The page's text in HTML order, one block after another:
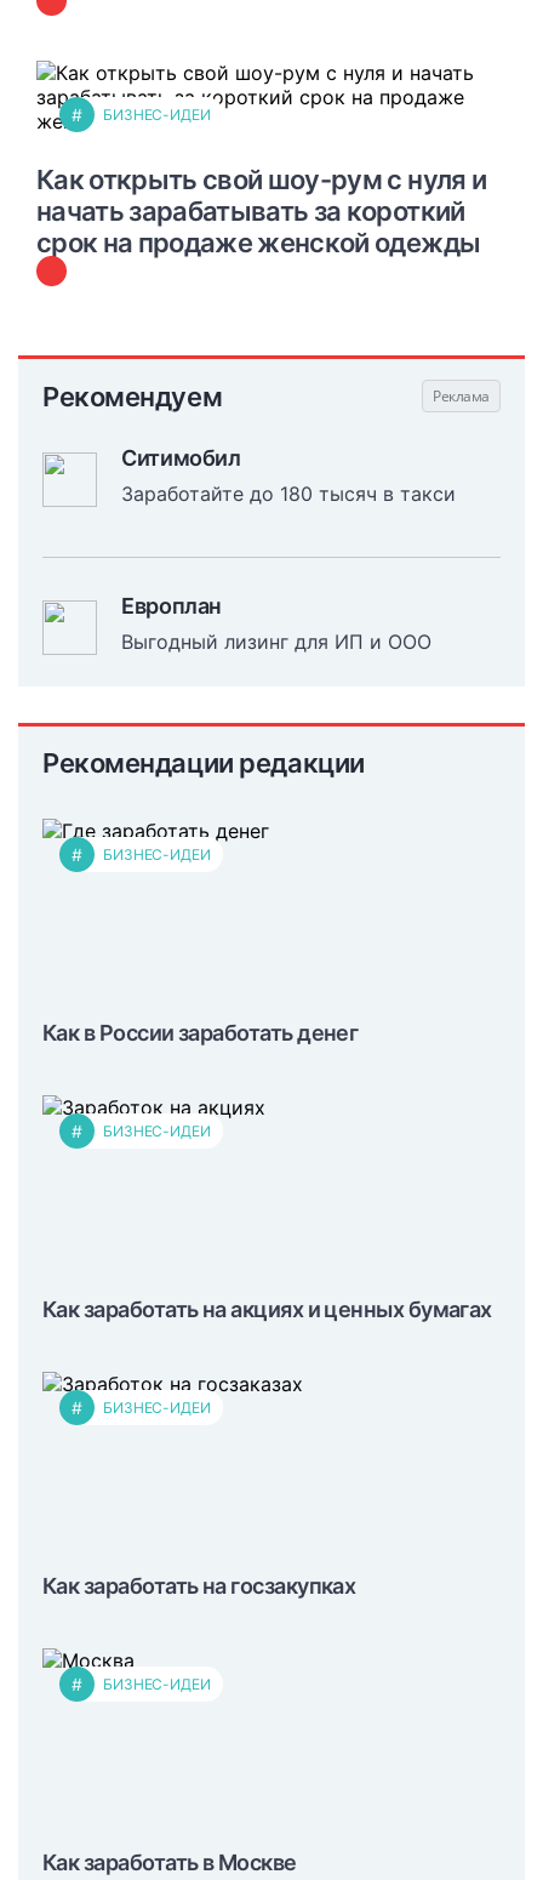
# БИЗНЕС-ИДЕИ
Как открыть свой шоу-рум с нуля и
начать зарабатывать за короткий
срок на продаже женской одежды
Рекомендуем
Ситимобил
Заработайте до 180 тысяч в такси
Европлан
Выгодный лизинг для ИП и ООО
Рекомендации редакции
# БИЗНЕС-ИДЕИ
Как в России заработать денег
# БИЗНЕС-ИДЕИ
Как заработать на акциях и ценных бумагах
# БИЗНЕС-ИДЕИ
Как заработать на госзакупках
# БИЗНЕС-ИДЕИ
Как заработать в Москве